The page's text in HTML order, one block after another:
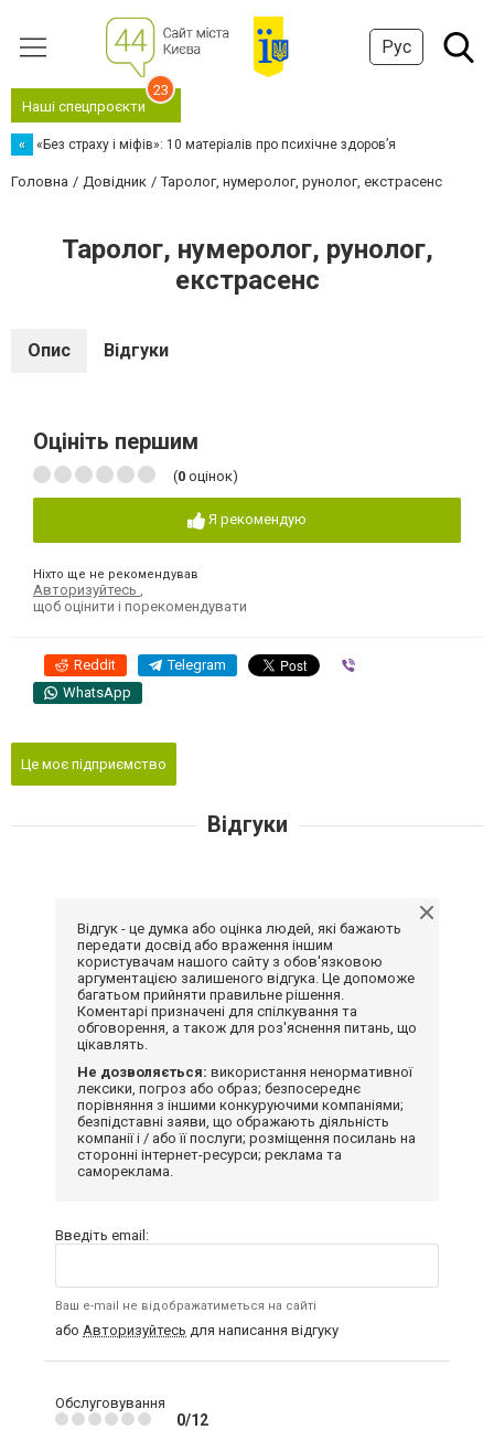
Рус
Наші спецпроєкти
23
« «Без страху і міфів»: 10 матеріалів про психічне здоров’я
Головна Довідник Таролог, нумеролог, рунолог, екстрасенс
Таролог, нумеролог, рунолог,
екстрасенс
Опис Відгуки
Оцініть першим
(0 оцінок)
Я рекомендую
Ніхто ще не рекомендував
Авторизуйтесь
щоб оцінити і порекомендувати
Reddit Telegram
WhatsApp
Це моє підприємство
Відгуки
Відгук - це думка або оцінка людей, які бажають
передати досвід або враження іншим
користувачам нашого сайту з обов'язковою
аргументацією залишеного відгука. Це допоможе
багатьом прийняти правильне рішення.
Коментарі призначені для спілкування та
обговорення, а також для роз'яснення питань, що
цікавлять.
Не дозволяється: використання ненормативної
лексики, погроз або образ; безпосереднє
порівняння з іншими конкуруючими компаніями;
безпідставні заяви, що ображають діяльність
компанії і / або її послуги; розміщення посилань на
сторонні інтернет-ресурси; реклама та
самореклама.
Введіть email:
Ваш e-mail не відображатиметься на сайті
або Авторизуйтесь для написання відгуку
Обслуговування
0/12